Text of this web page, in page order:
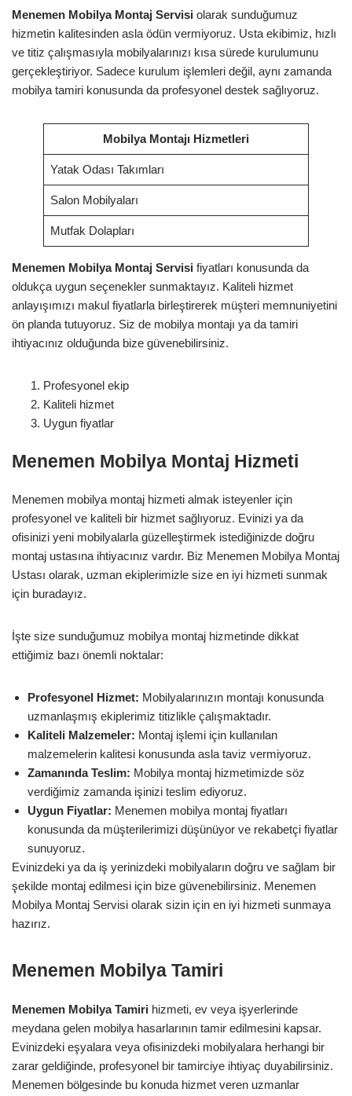
Menemen Mobilya Montaj Servisi olarak sunduğumuz
hizmetin kalitesinden asla ödün vermiyoruz. Usta ekibimiz, hızlı
ve titiz çalışmasıyla mobilyalarınızı kısa sürede kurulumunu
gerçekleştiriyor. Sadece kurulum işlemleri değil, aynı zamanda
mobilya tamiri konusunda da profesyonel destek sağlıyoruz.
Mobilya Montajı Hizmetleri
Yatak Odası Takımları
Salon Mobilyaları
Mutfak Dolapları
Menemen Mobilya Montaj Servisi fiyatları konusunda da
oldukça uygun seçenekler sunmaktayız. Kaliteli hizmet
anlayışımızı makul fiyatlarla birleştirerek müşteri memnuniyetini
ön planda tutuyoruz. Siz de mobilya montajı ya da tamiri
ihtiyacınız olduğunda bize güvenebilirsiniz.
Profesyonel ekip
Kaliteli hizmet
Uygun fiyatlar
Menemen Mobilya Montaj Hizmeti
Menemen mobilya montaj hizmeti almak isteyenler için
profesyonel ve kaliteli bir hizmet sağlıyoruz. Evinizi ya da
ofisinizi yeni mobilyalarla güzelleştirmek istediğinizde doğru
montaj ustasına ihtiyacınız vardır. Biz Menemen Mobilya Montaj
Ustası olarak, uzman ekiplerimizle size en iyi hizmeti sunmak
için buradayız.
İşte size sunduğumuz mobilya montaj hizmetinde dikkat
ettiğimiz bazı önemli noktalar:
Profesyonel Hizmet: Mobilyalarınızın montajı konusunda
uzmanlaşmış ekiplerimiz titizlikle çalışmaktadır.
Kaliteli Malzemeler: Montaj işlemi için kullanılan
malzemelerin kalitesi konusunda asla taviz vermiyoruz.
Zamanında Teslim: Mobilya montaj hizmetimizde söz
verdiğimiz zamanda işinizi teslim ediyoruz.
Uygun Fiyatlar: Menemen mobilya montaj fiyatları
konusunda da müşterilerimizi düşünüyor ve rekabetçi fiyatlar
sunuyoruz.
Evinizdeki ya da iş yerinizdeki mobilyaların doğru ve sağlam bir
şekilde montaj edilmesi için bize güvenebilirsiniz. Menemen
Mobilya Montaj Servisi olarak sizin için en iyi hizmeti sunmaya
hazırız.
Menemen Mobilya Tamiri
Menemen Mobilya Tamiri hizmeti, ev veya işyerlerinde
meydana gelen mobilya hasarlarının tamir edilmesini kapsar.
Evinizdeki eşyalara veya ofisinizdeki mobilyalara herhangi bir
zarar geldiğinde, profesyonel bir tamirciye ihtiyaç duyabilirsiniz.
Menemen bölgesinde bu konuda hizmet veren uzmanlar